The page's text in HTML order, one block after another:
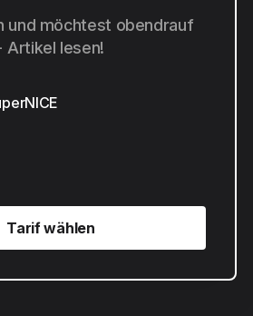
Jahr
und möchtest obendrauf
Artikel lesen!
Tarif wählen
Tarif wählen